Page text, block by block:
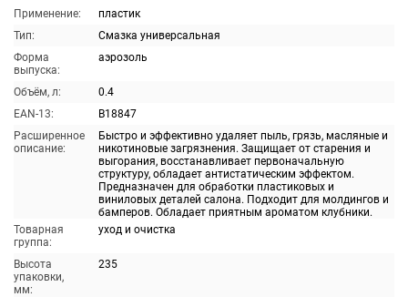
Применение:
пластик
Тип:
Смазка универсальная
Форма
выпуска:
аэрозоль
Объём, л:
0.4
EAN-13:
B18847
Расширенное
описание:
Быстро и эффективно удаляет пыль, грязь, масляные и
никотиновые загрязнения. Защищает от старения и
выгорания, восстанавливает первоначальную
структуру, обладает антистатическим эффектом.
Предназначен для обработки пластиковых и
виниловых деталей салона. Подходит для молдингов и
бамперов. Обладает приятным ароматом клубники.
Товарная
группа:
уход и очистка
Высота
упаковки,
мм:
235